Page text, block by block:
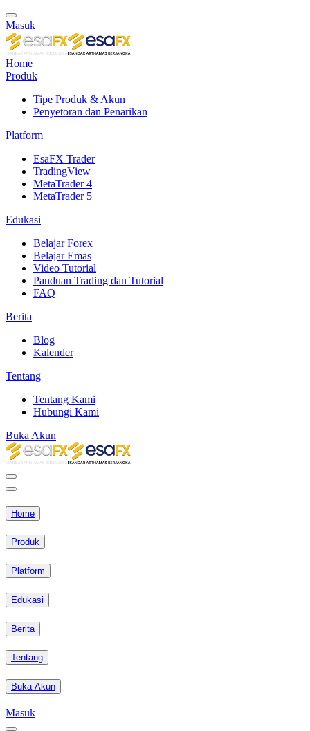
Masuk
Home
Produk
Tipe Produk & Akun
Penyetoran dan Penarikan
Platform
EsaFX Trader
TradingView
MetaTrader 4
MetaTrader 5
Edukasi
Belajar Forex
Belajar Emas
Video Tutorial
Panduan Trading dan Tutorial
FAQ
Berita
Blog
Kalender
Tentang
Tentang Kami
Hubungi Kami
Buka Akun
Home
Produk
Platform
Edukasi
Berita
Tentang
Buka Akun
Masuk